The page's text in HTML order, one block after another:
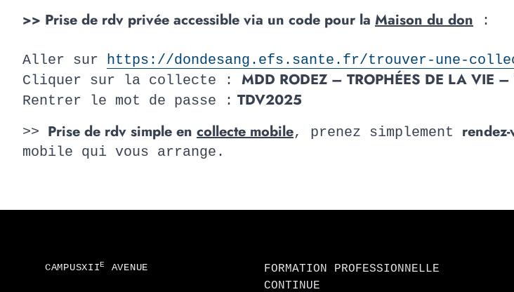
>> Prise de rdv privée accessible via un code pour la Maison du don :
Aller sur https://dondesang.efs.sante.fr/trouver-une-
Cliquer sur la collecte : MDD RODEZ – TROPHÉES DE LA VIE –
Rentrer le mot de passe : TDV2025
>> Prise de rdv simple en collecte mobile, prenez simplement
mobile qui vous arrange.
CAMPUSXIIE AVENUE
FORMATION PROFESSIONNELLE
CONTINUE